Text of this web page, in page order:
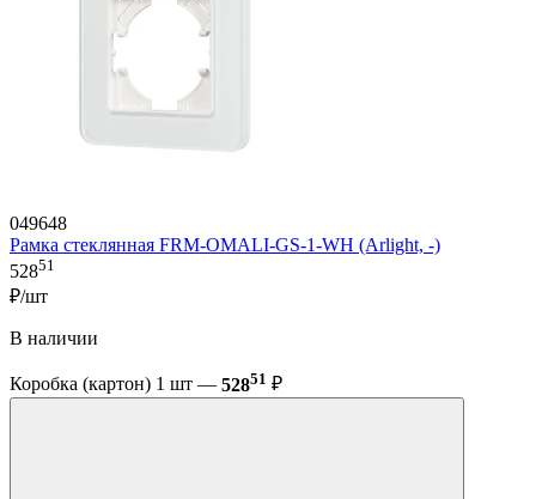
049648
Рамка стеклянная FRM-OMALI-GS-1-WH (Arlight, -)
52851
₽/шт
В наличии
Коробка (картон) 1 шт — 52851 ₽